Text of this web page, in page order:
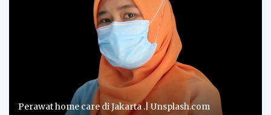
Perawat home care di Jakarta .| Unsplash.com